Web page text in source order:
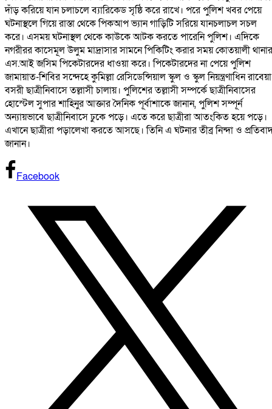
দাঁড় করিয়ে যান চলাচলে ব্যারিকেড সৃষ্ঠি করে রাখে। পরে পুলিশ খবর পেয়ে
ঘটনাস্থলে গিয়ে রাস্তা থেকে পিকআপ ভ্যান গাড়িটি সরিয়ে যানচলাচল সচল
করে। এসময় ঘটনাস্থল থেকে কাউকে আটক করতে পারেনি পুলিশ। এদিকে
নগরীরর কাসেমূল উলুম মাদ্রাসার সামনে পিকিটিং করার সময় কোতয়ালী থানার
এস.আই জসিম পিকেটারদের ধাওয়া করে। পিকেটারদের না পেয়ে পুলিশ
জামায়াত-শিবির সন্দেহে কুমিল্লা রেসিডেন্সিয়াল স্কুল ও স্কুল নিয়ন্ত্রণাধিন রাবেয়া
বসরী ছাত্রীনিবাসে তল্লাসী চালায়। পুলিশের তল্লাসী সম্পর্কে ছাত্রীনিবাসের
হোস্টেল সুপার শাহিনুর আক্তার দৈনিক পূর্বাশাকে জানান, পুলিশ সম্পূর্ন
অন্যায়ভাবে ছাত্রীনিবাসে ঢুকে পড়ে। এতে করে ছাত্রীরা আতংকিত হয়ে পড়ে।
এখানে ছাত্রীরা পড়ালেখা করতে আসছে। তিনি এ ঘটনার তীব্র নিন্দা ও
জানান।
Facebook